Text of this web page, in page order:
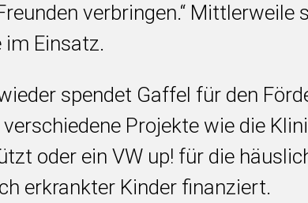
verbringen.“ Mittlerweile
im Einsatz.
spendet Gaffel für den
Projekte wie die
oder ein VW up! für die
erkrankter Kinder finanziert.